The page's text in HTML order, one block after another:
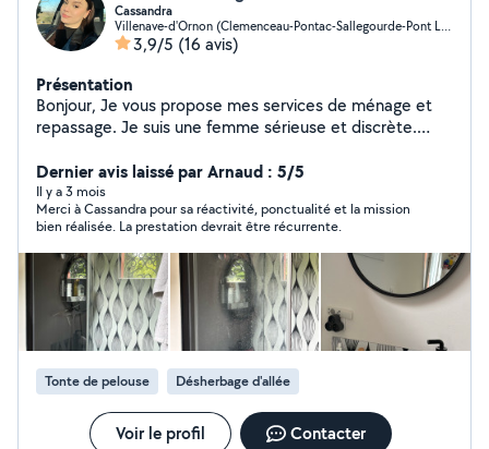
Cassandra
Villenave-d'Ornon (Clemenceau-Pontac-Sallegourde-Pont Langon)
3,9/5 (16 avis)
Présentation
Bonjour, Je vous propose mes services de ménage et
repassage. Je suis une femme sérieuse et discrète.
besoins. Cassandra
Dernier avis laissé par Arnaud : 5/5
Il y a 3 mois
Merci à Cassandra pour sa réactivité, ponctualité et la mission
bien réalisée. La prestation devrait être récurrente.
Tonte de pelouse Désherbage d'allée
Voir le profil Contacter